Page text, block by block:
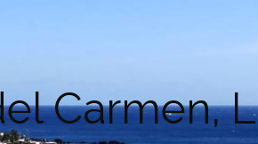
Carmen,